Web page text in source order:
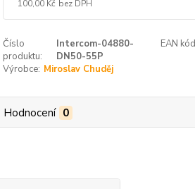
100,00 Kč bez DPH
Číslo
produktu:
Intercom-04880-
DN50-55P
EAN
Výrobce: Miroslav Chuděj
Hodnocení 0